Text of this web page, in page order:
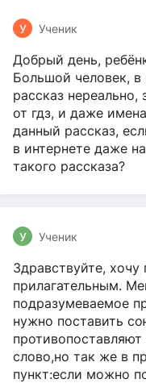
У Ученик
Добрый день,
Большой человек, в
рассказ
от гдз, и даже
данный рассказ,
в интернете даже
такого рассказа?
У Ученик
Здравствуйте, хочу
прилагательным.
подразумеваемое
нужно поставить
слово,но так же в
пункт:если можно